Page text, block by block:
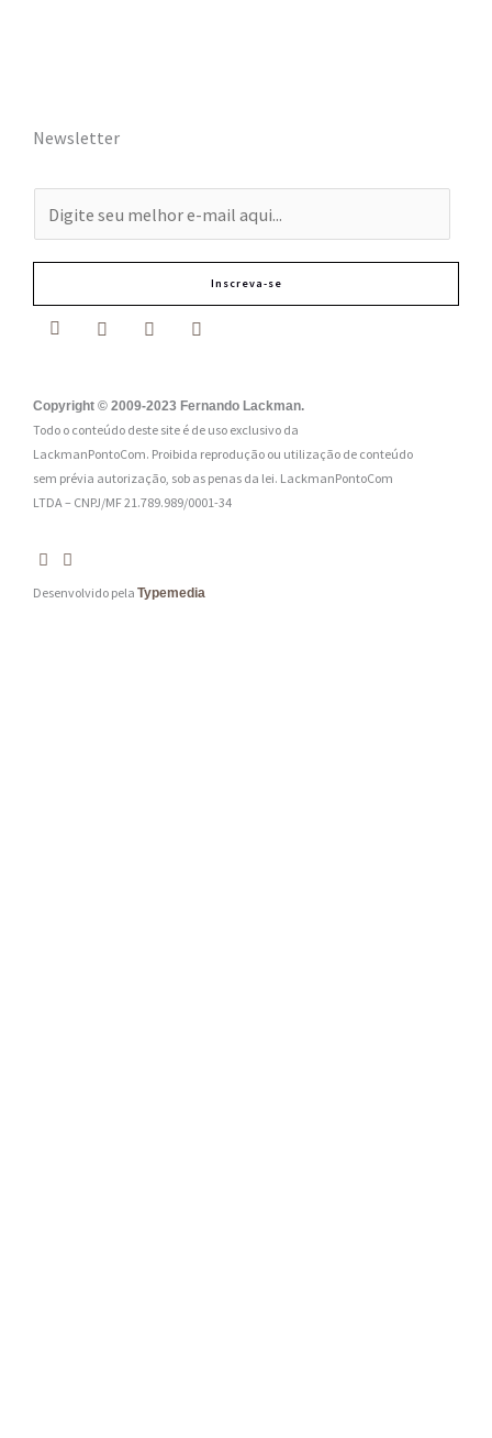
Newsletter
-
m
a
:
*
Inscreva-se
Copyright © 2009-2023 Fernando Lackman.
Todo o conteúdo deste site é de uso exclusivo da
LackmanPontoCom. Proibida reprodução ou utilização de conteúdo
sem prévia autorização, sob as penas da lei. LackmanPontoCom
LTDA – CNPJ/MF 21.789.989/0001-34
Desenvolvido pela Typemedia